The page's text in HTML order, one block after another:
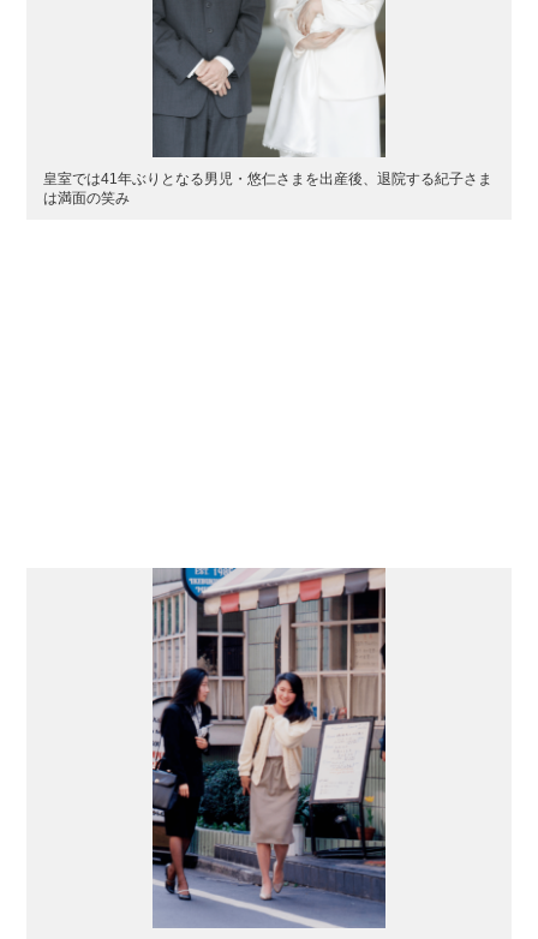
皇室では41年ぶりとなる男児・悠仁さまを出産後、退院する紀子さま
は満面の笑み